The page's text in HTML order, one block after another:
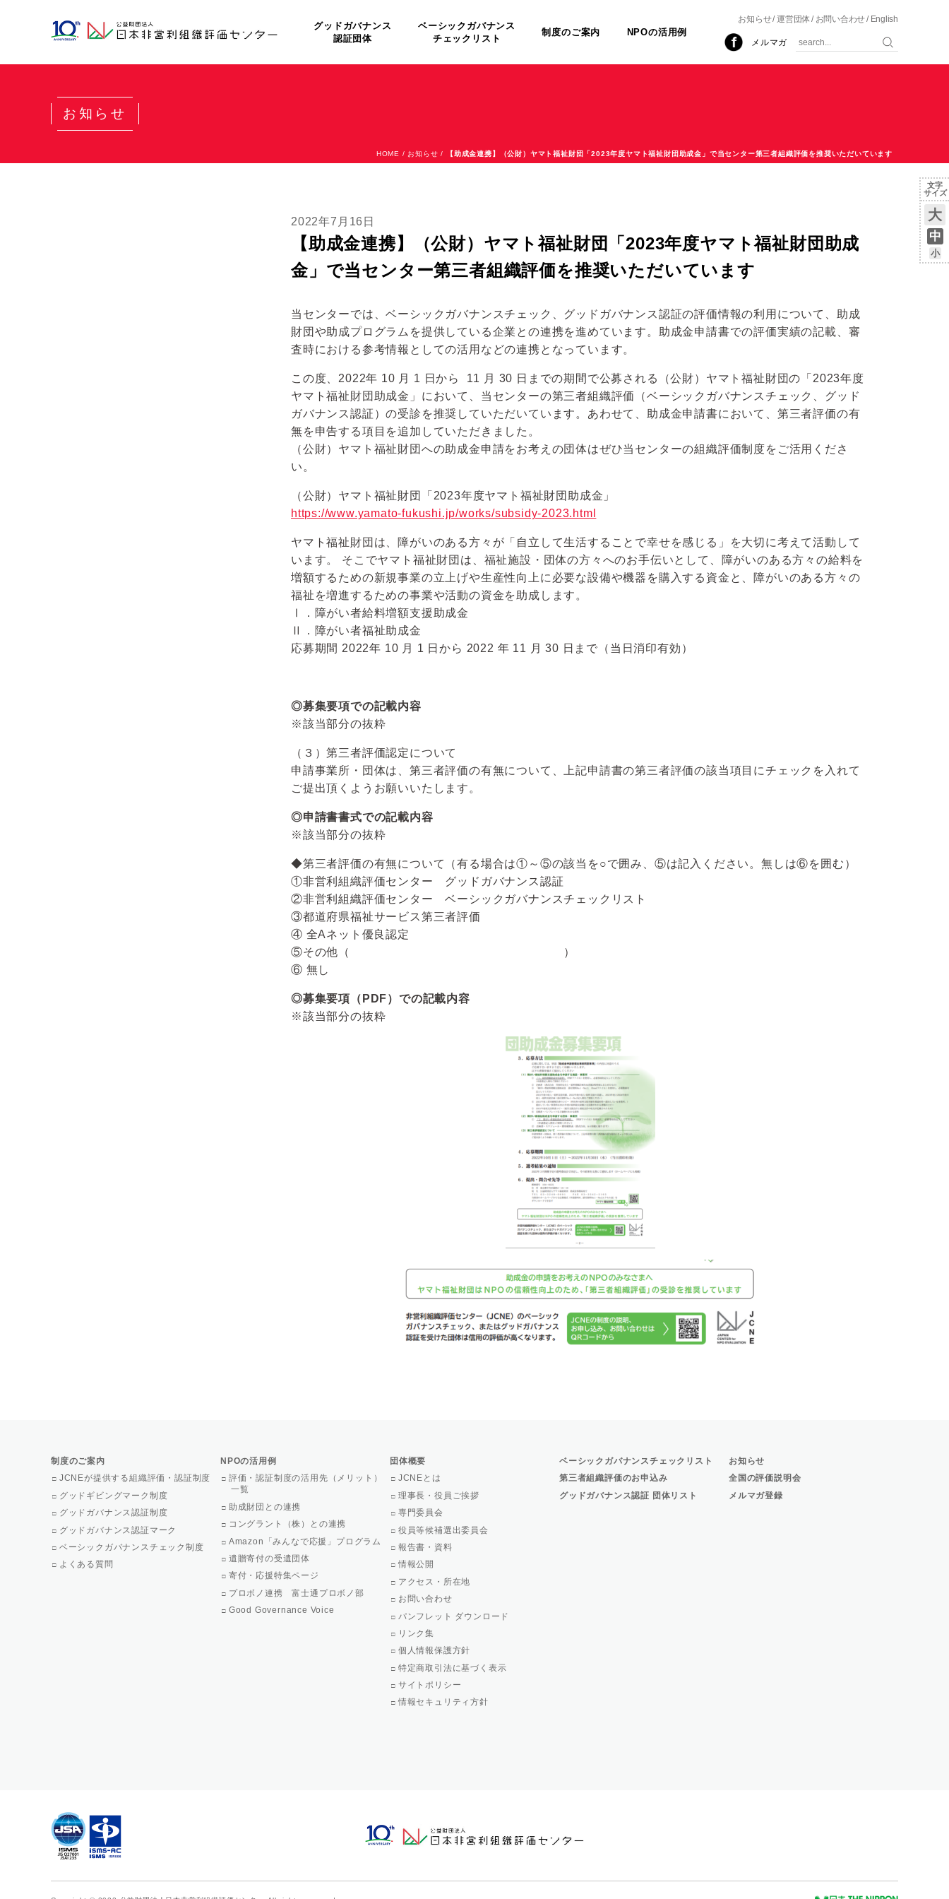
グッドガバナンス
認証団体
ベーシックガバナンス
チェックリスト
制度のご案内 NPOの活用例
お知らせ 運営団体 お問い合わせ English
メルマガ
文字
サイズ
大
中
小
お知らせ
HOME / お知らせ / 【助成金連携】（公財）ヤマト福祉財団「2023年度ヤマト福祉財団助成金」で当センター第三者組織評価を推奨いただいています
2022年7月16日
【助成金連携】（公財）ヤマト福祉財団「2023年度ヤマト福祉財団助成
金」で当センター第三者組織評価を推奨いただいています
当センターでは、ベーシックガバナンスチェック、グッドガバナンス認証の評価情報の利用について、助成
財団や助成プログラムを提供している企業との連携を進めています。助成金申請書での評価実績の記載、審
査時における参考情報としての活用などの連携となっています。
この度、2022年 10 月 1 日から 11 月 30 日までの期間で公募される（公財）ヤマト福祉財団の「2023年度
ヤマト福祉財団助成金」において、当センターの第三者組織評価（ベーシックガバナンスチェック、グッド
ガバナンス認証）の受診を推奨していただいています。あわせて、助成金申請書において、第三者評価の有
無を申告する項目を追加していただきました。
（公財）ヤマト福祉財団への助成金申請をお考えの団体はぜひ当センターの組織評価制度をご活用くださ
い。
（公財）ヤマト福祉財団「2023年度ヤマト福祉財団助成金」
https://www.yamato-fukushi.jp/works/subsidy-2023.html
ヤマト福祉財団は、障がいのある方々が「自立して生活することで幸せを感じる」を大切に考えて活動して
います。 そこでヤマト福祉財団は、福祉施設・団体の方々へのお手伝いとして、障がいのある方々の給料を
増額するための新規事業の立上げや生産性向上に必要な設備や機器を購入する資金と、障がいのある方々の
福祉を増進するための事業や活動の資金を助成します。
Ⅰ．障がい者給料増額支援助成金
Ⅱ．障がい者福祉助成金
応募期間 2022年 10 月 1 日から 2022 年 11 月 30 日まで（当日消印有効）
◎募集要項での記載内容
※該当部分の抜粋
（３）第三者評価認定について
申請事業所・団体は、第三者評価の有無について、上記申請書の第三者評価の該当項目にチェックを入れて
ご提出頂くようお願いいたします。
◎申請書書式での記載内容
※該当部分の抜粋
◆第三者評価の有無について（有る場合は①～⑤の該当を○で囲み、⑤は記入ください。無しは⑥を囲む）
①非営利組織評価センター グッドガバナンス認証
②非営利組織評価センター ベーシックガバナンスチェックリスト
③都道府県福祉サービス第三者評価
④ 全Aネット優良認定
⑤その他（ ）
⑥ 無し
◎募集要項（PDF）での記載内容
※該当部分の抜粋
制度のご案内
JCNEが提供する組織評価・認証制度
グッドギビングマーク制度
グッドガバナンス認証制度
グッドガバナンス認証マーク
ベーシックガバナンスチェック制度
よくある質問
NPOの活用例
評価・認証制度の活用先（メリット）
一覧
助成財団との連携
コングラント（株）との連携
Amazon「みんなで応援」プログラム
遺贈寄付の受遺団体
寄付・応援特集ページ
プロボノ連携 富士通プロボノ部
Good Governance Voice
団体概要
JCNEとは
理事長・役員ご挨拶
専門委員会
役員等候補選出委員会
報告書・資料
情報公開
アクセス・所在地
お問い合わせ
パンフレット ダウンロード
リンク集
個人情報保護方針
特定商取引法に基づく表示
サイトポリシー
情報セキュリティ方針
ベーシックガバナンスチェックリスト
第三者組織評価のお申込み
グッドガバナンス認証 団体リスト
お知らせ
全国の評価説明会
メルマガ登録